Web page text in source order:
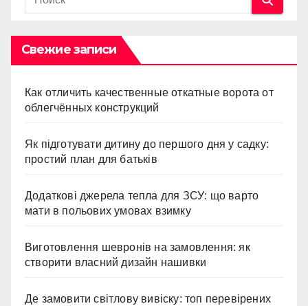
Свежие записи
Как отличить качественные откатные ворота от
облегчённых конструкций
Як підготувати дитину до першого дня у садку:
простий план для батьків
Додаткові джерела тепла для ЗСУ: що варто
мати в польових умовах взимку
Виготовлення шевронів на замовлення: як
створити власний дизайн нашивки
Де замовити світлову вивіску: топ перевірених